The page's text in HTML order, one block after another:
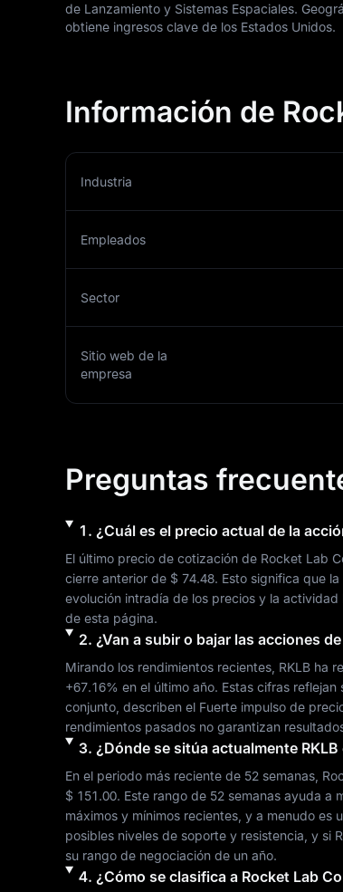
de Lanzamiento y Sistemas Espaciales.
obtiene ingresos clave de los Estados Unidos.
Información de
Industria
Empleados
Sector
Sitio web de la
empresa
Preguntas
1 . ¿Cuál es el precio actual de la
El último precio de cotización de Rocket Lab
cierre anterior de $ 74.48. Esto significa que
evolución intradía de los precios y la
de esta página.
2. ¿Van a subir o bajar las acciones de
Mirando los rendimientos recientes, RKLB ha
+67.16% en el último año. Estas cifras
conjunto, describen el Fuerte impulso de
rendimientos pasados no garantizan
3. ¿Dónde se sitúa actualmente RKLB
En el periodo más reciente de 52 semanas,
$ 151.00. Este rango de 52 semanas ayuda a
máximos y mínimos recientes, y a menudo
posibles niveles de soporte y resistencia, y si
su rango de negociación de un año.
4. ¿Cómo se clasifica a Rocket Lab